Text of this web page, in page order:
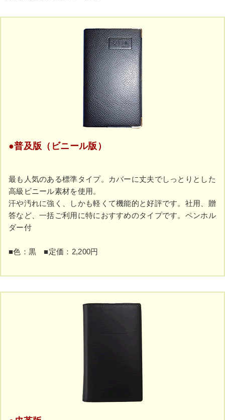
●普及版（ビニール版）
最も人気のある標準タイプ。カバーに丈夫でしっとりとした
高級ビニール素材を使用。
汗や汚れに強く、しかも軽くて機能的と好評です。社用、贈
答など、一括ご利用に特におすすめのタイプです。ペンホル
ダー付
■色：黒 ■定価：2,200円